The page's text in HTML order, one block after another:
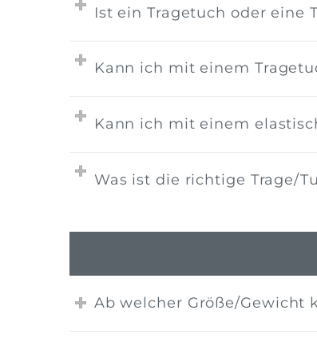
Ist ein Tragetuch oder eine
Kann ich mit einem
Kann ich mit einem
Was ist die richtige Trage/
Ab welcher Größe/Gewicht